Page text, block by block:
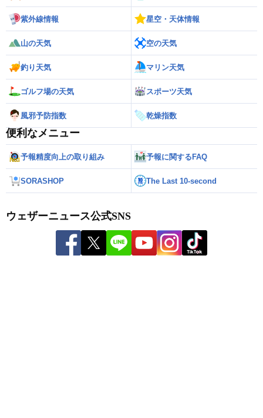
紫外線情報 星空・天体情報
山の天気 空の天気
釣り天気 マリン天気
ゴルフ場の天気 スポーツ天気
風邪予防指数 乾燥指数
便利なメニュー
予報精度向上の取り組み 予報に関するFAQ
SORASHOP The Last 10-second
ウェザーニュース公式SNS